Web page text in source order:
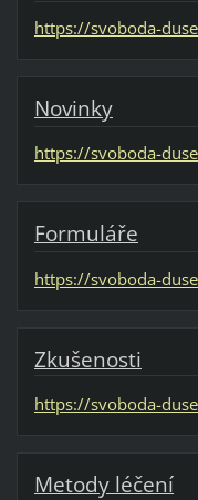
https://svoboda-
Novinky
https://svoboda-
Formuláře
https://svoboda-
Zkušenosti
https://svoboda-
Metody léčení